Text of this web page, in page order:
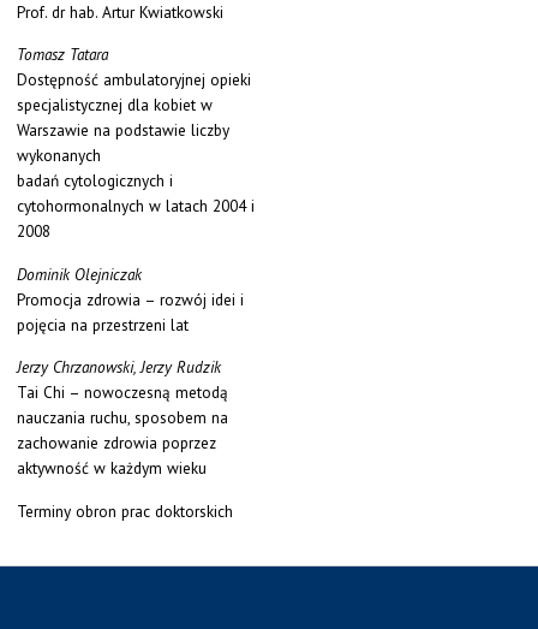
Prof. dr hab. Artur Kwiatkowski
Tomasz Tatara
Dostępność ambulatoryjnej opieki
specjalistycznej dla kobiet w
Warszawie na podstawie liczby
wykonanych
badań cytologicznych i
cytohormonalnych w latach 2004 i
2008
Dominik Olejniczak
Promocja zdrowia – rozwój idei i
pojęcia na przestrzeni lat
Jerzy Chrzanowski, Jerzy Rudzik
Tai Chi – nowoczesną metodą
nauczania ruchu, sposobem na
zachowanie zdrowia poprzez
aktywność w każdym wieku
Terminy obron prac doktorskich